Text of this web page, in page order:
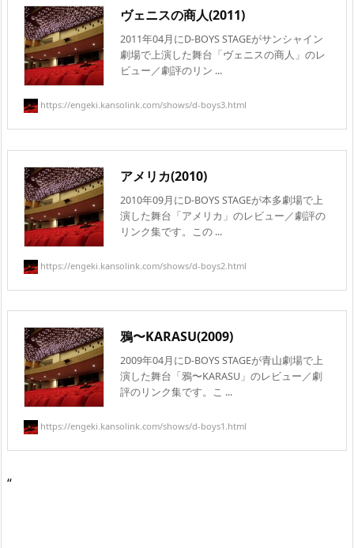
ヴェニスの商人(2011)
2011年04月にD-BOYS STAGEがサンシャイン
劇場で上演した舞台「ヴェニスの商人」のレ
ビュー／劇評のリン ...
https://engeki.kansolink.com/shows/d-boys3.html
アメリカ(2010)
2010年09月にD-BOYS STAGEが本多劇場で上
演した舞台「アメリカ」のレビュー／劇評の
リンク集です。この ...
https://engeki.kansolink.com/shows/d-boys2.html
鴉〜KARASU(2009)
2009年04月にD-BOYS STAGEが青山劇場で上
演した舞台「鴉〜KARASU」のレビュー／劇
評のリンク集です。こ ...
https://engeki.kansolink.com/shows/d-boys1.html
“